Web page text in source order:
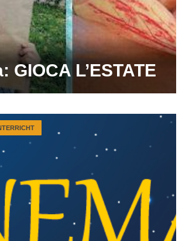
GIOCA L’ESTATE